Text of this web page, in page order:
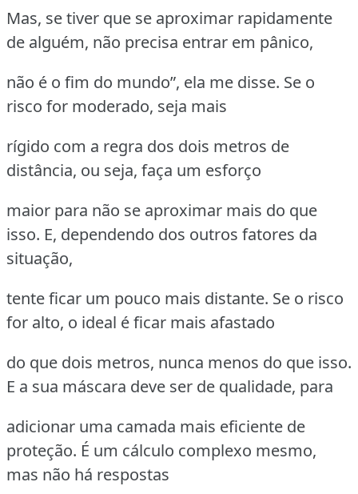
Mas, se tiver que se aproximar rapidamente
de alguém, não precisa entrar em pânico,
não é o fim do mundo”, ela me disse. Se o
risco for moderado, seja mais
rígido com a regra dos dois metros de
distância, ou seja, faça um esforço
maior para não se aproximar mais do que
isso. E, dependendo dos outros fatores da
situação,
tente ficar um pouco mais distante. Se o risco
for alto, o ideal é ficar mais afastado
do que dois metros, nunca menos do que isso.
E a sua máscara deve ser de qualidade, para
adicionar uma camada mais eficiente de
proteção. É um cálculo complexo mesmo,
mas não há respostas